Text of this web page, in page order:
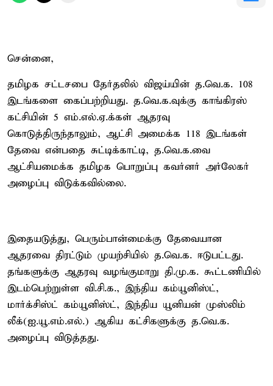
சென்னை,
தமிழக சட்டசபை தேர்தலில் விஜய்யின் த.வெ.க. 108
இடங்களை கைப்பற்றியது. த.வெ.க.வுக்கு காங்கிரஸ்
கட்சியின் 5 எம்.எல்.ஏ.க்கள் ஆதரவு
கொடுத்திருந்தாலும், ஆட்சி அமைக்க 118 இடங்கள்
தேவை என்பதை சுட்டிக்காட்டி, த.வெ.க.வை
ஆட்சியமைக்க தமிழக பொறுப்பு கவர்னர் அர்லேகர்
அழைப்பு விடுக்கவில்லை.
இதையடுத்து, பெரும்பான்மைக்கு தேவையான
ஆதரவை திரட்டும் முயற்சியில் த.வெ.க. ஈடுபட்டது.
தங்களுக்கு ஆதரவு வழங்குமாறு தி.மு.க. கூட்டணியில்
இடம்பெற்றுள்ள வி.சி.க., இந்திய கம்யூனிஸ்ட்,
மார்க்சிஸ்ட் கம்யூனிஸ்ட், இந்திய யூனியன் முஸ்லிம்
லீக்(ஐ.யூ.எம்.எல்.) ஆகிய கட்சிகளுக்கு த.வெ.க.
அழைப்பு விடுத்தது.